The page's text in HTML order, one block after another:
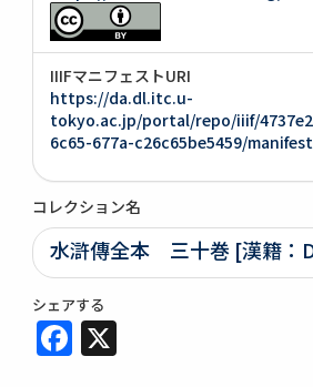
IIIFマニフェストURI
https://da.dl.itc.u-
tokyo.ac.jp/portal/repo/iiif/
6c65-677a-c26c65be5459/manifest
コレクション名
水滸傳全本 三十巻 [漢籍：
シェアする
Facebook